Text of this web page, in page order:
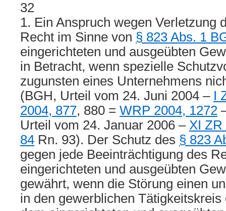
32
1. Ein Anspruch wegen Verletzung
Recht im Sinne von § 823 Abs. 1
eingerichteten und ausgeübten
in Betracht, wenn spezielle
zugunsten eines Unternehmens
(BGH, Urteil vom 24. Juni 2004 – I
2004, 877, 880 = WRP 2004, 1272
Urteil vom 24. Januar 2006 – XI ZR
84 Rn. 93). Der Schutz des § 823
gegen jede Beeinträchtigung des
eingerichteten und ausgeübten
gewährt, wenn die Störung einen
in den gewerblichen